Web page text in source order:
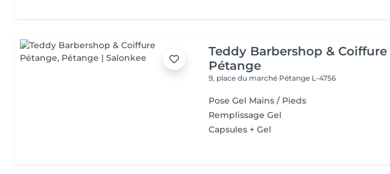
Teddy Barbershop & Coiffure
Pétange
9, place du marché Pétange L-4756
Pose Gel Mains / Pieds
Remplissage Gel
Capsules + Gel